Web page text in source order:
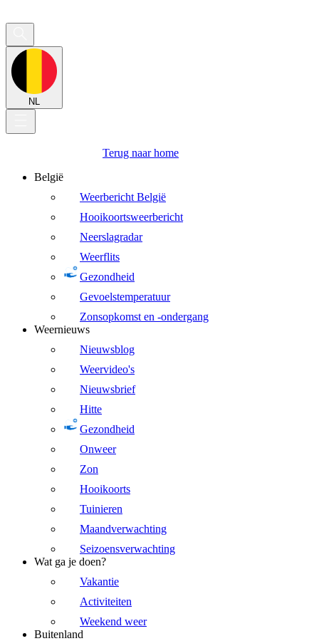
NL
Terug naar home
België
Weerbericht België
Hooikoortsweerbericht
Neerslagradar
Weerflits
Gezondheid
Gevoelstemperatuur
Zonsopkomst en -ondergang
Weernieuws
Nieuwsblog
Weervideo's
Nieuwsbrief
Hitte
Gezondheid
Onweer
Zon
Hooikoorts
Tuinieren
Maandverwachting
Seizoensverwachting
Wat ga je doen?
Vakantie
Activiteiten
Weekend weer
Buitenland